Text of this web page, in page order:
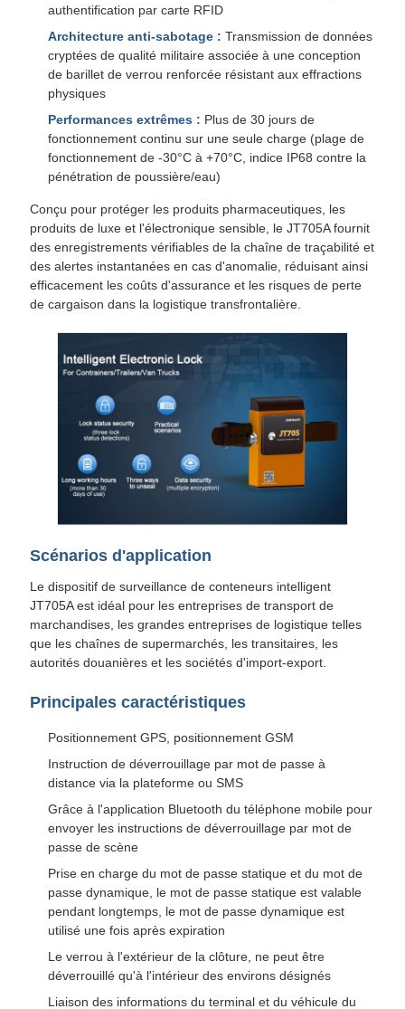
authentification par carte RFID
Architecture anti-sabotage : Transmission de données
cryptées de qualité militaire associée à une conception
de barillet de verrou renforcée résistant aux effractions
physiques
Performances extrêmes : Plus de 30 jours de
fonctionnement continu sur une seule charge (plage de
fonctionnement de -30°C à +70°C, indice IP68 contre la
pénétration de poussière/eau)
Conçu pour protéger les produits pharmaceutiques, les
produits de luxe et l'électronique sensible, le JT705A fournit
des enregistrements vérifiables de la chaîne de traçabilité et
des alertes instantanées en cas d'anomalie, réduisant ainsi
efficacement les coûts d'assurance et les risques de perte
de cargaison dans la logistique transfrontalière.
Scénarios d'application
Le dispositif de surveillance de conteneurs intelligent
JT705A est idéal pour les entreprises de transport de
marchandises, les grandes entreprises de logistique telles
que les chaînes de supermarchés, les transitaires, les
autorités douanières et les sociétés d'import-export.
Principales caractéristiques
Positionnement GPS, positionnement GSM
Instruction de déverrouillage par mot de passe à
distance via la plateforme ou SMS
Grâce à l'application Bluetooth du téléphone mobile pour
envoyer les instructions de déverrouillage par mot de
passe de scène
Prise en charge du mot de passe statique et du mot de
passe dynamique, le mot de passe statique est valable
pendant longtemps, le mot de passe dynamique est
utilisé une fois après expiration
Le verrou à l'extérieur de la clôture, ne peut être
déverrouillé qu'à l'intérieur des environs désignés
Liaison des informations du terminal et du véhicule du